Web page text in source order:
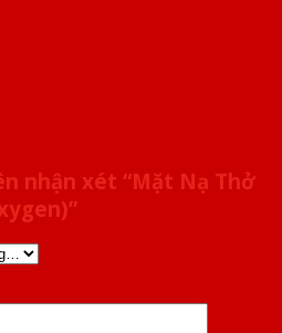
nhận xét “Mặt Nạ Thở